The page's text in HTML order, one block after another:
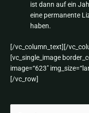
ist dann auf ein
eine permanente
haben.
[/vc_column_text][/
[vc_single_image
image=“623″
[/vc_row]